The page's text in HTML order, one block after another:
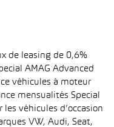
de leasing de 0,6%
AMAG Advanced
véhicules à moteur
mensualités Special
les véhicules d’occasion
VW, Audi, Seat,